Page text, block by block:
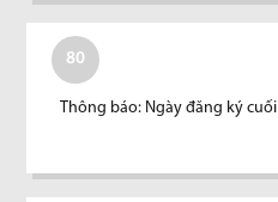
80
Thông báo: Ngày đăng ký